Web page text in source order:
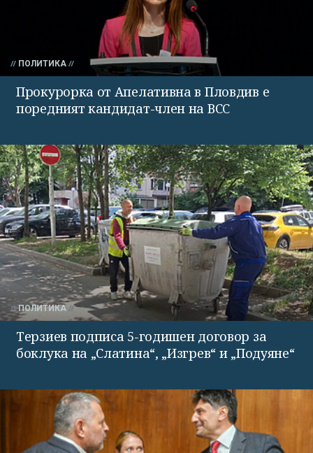
ПОЛИТИКА
Прокурорка от Апелативна в Пловдив е
поредният кандидат-член на ВСС
ПОЛИТИКА
Терзиев подписа 5-годишен договор за
боклука на „Слатина“, „Изгрев“ и „Подуяне“